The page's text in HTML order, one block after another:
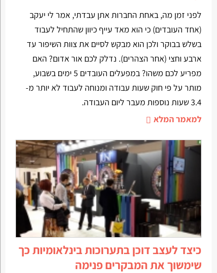
לפני זמן מה, באחת החברות אתן עבדתי, אמר לי יעקב
(אחד העובדים) כי הוא מאד עייף כיוון שהתחיל לעבוד
בשלש בבוקר ולכן הוא מבקש לסיים את צוות השיפור עד
ארבע וחצי (אחר הצהרים). נדלק לכם אור אדום? האם
מפריע לכם משהו? במפעלים העובדים 5 ימים בשבוע,
מותר על פי חוק שעות עבודה ומנוחה לעבוד לא יותר מ-
3.4 שעות נוספות מעבר ליום העבודה.
למאמר המלא
כיצד לעצב דוכן בתערוכות בינלאומיות כך
שימשוך את המבקרים פנימה